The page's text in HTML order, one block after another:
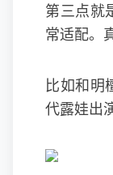
第三点就
常适配。
比如和明
代露娃出